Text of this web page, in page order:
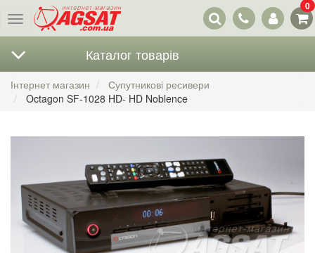
Меню
Наші
контакти
0
Каталог товарів
Інтернет магазин
Супутникові ресивери
Octagon SF-1028 HD- HD Noblence